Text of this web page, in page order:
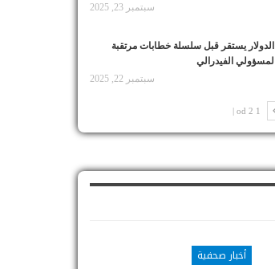
سبتمبر 23, 2025
الدولار يستقر قبل سلسلة خطابات مرتقبة
لمسؤولي الفيدرالي
سبتمبر 22, 2025
1 od 2 |
أخبار صحفية